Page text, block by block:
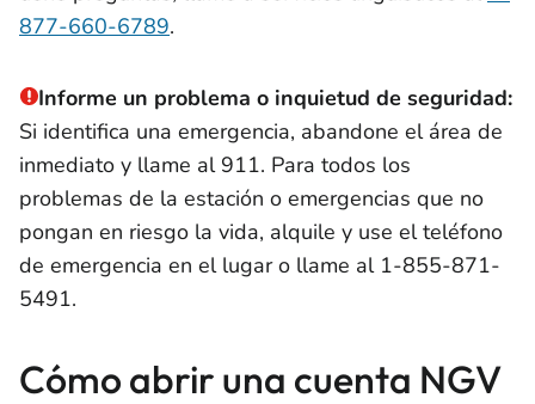
877-660-6789.
Informe un problema o inquietud de seguridad:
Si identifica una emergencia, abandone el área de
inmediato y llame al 911. Para todos los
problemas de la estación o emergencias que no
pongan en riesgo la vida, alquile y use el teléfono
de emergencia en el lugar o llame al 1-855-871-
5491.
Cómo abrir una cuenta NGV